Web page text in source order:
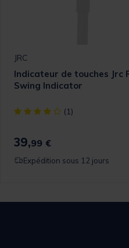
panier
JRC
Indicateur de touches Jrc
Swing Indicator
[object Object] out of 5
(1)
39,99 €
Expédition sous 12 jours